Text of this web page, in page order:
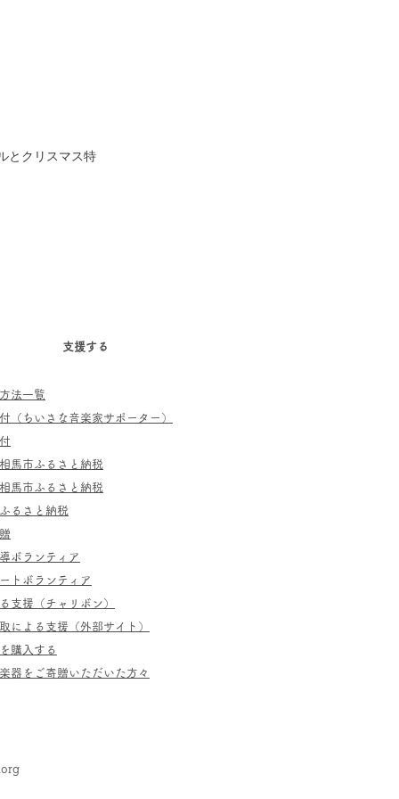
とクリスマス特
支援する
法一覧
（ちいさな音楽家サポーター）
馬市ふるさと納税
馬市ふるさと納税
るさと納税
ボランティア
トボランティア
支援（チャリボン）
による支援（外部サイト）
購入する
器をご寄贈いただいた方々